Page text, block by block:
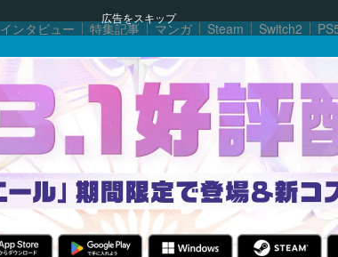
広告をスキップ
インタビュー 特集記事 マンガ Steam Switch2